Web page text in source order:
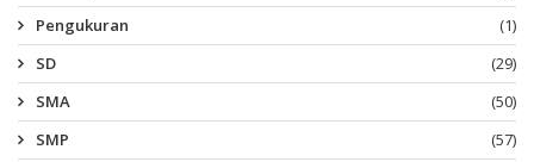
Pengukuran
(1)
SD
(29)
SMA
(50)
SMP
(57)